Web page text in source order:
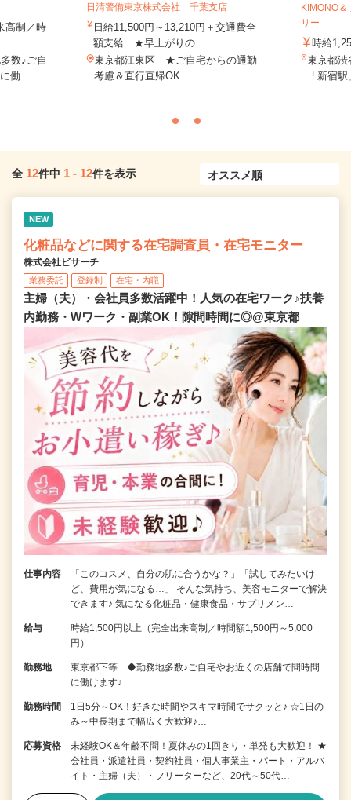
高制／時
数♪ご自
働...
日清警備東京株式会社 千葉支店
日給11,500円～13,210円＋交通費全
額支給 ★早上がりの...
東京都江東区 ★ご自宅からの通勤
考慮＆直行直帰OK
KIMONO
リー
時給
東京都渋
「新宿
全 12件中 1 - 12件を表示
NEW
化粧品などに関する在宅調査員・在宅モニター
株式会社ビサーチ
業務委託 登録制 在宅・内職
主婦（夫）・会社員多数活躍中！人気の在宅ワーク♪扶養
内勤務・Wワーク・副業OK！隙間時間に◎@東京都
仕事内容
「このコスメ、自分の肌に合うかな？」「試してみたいけ
ど、費用が気になる…」 そんな気持ち、美容モニターで解決
できます♪ 気になる化粧品・健康食品・サプリメン…
給与
時給1,500円以上（完全出来高制／時間額1,500円～5,000
円）
勤務地
東京都下等 ◆勤務地多数♪ご自宅やお近くの店舗で間時間
に働けます♪
勤務時間
1日5分～OK！好きな時間やスキマ時間でサクッと♪ ☆1日の
み～中長期まで幅広く大歓迎♪…
応募資格
未経験OK＆年齢不問！夏休みの1回きり・単発も大歓迎！ ★
会社員・派遣社員・契約社員・個人事業主・パート・アルバ
イト・主婦（夫）・フリーターなど、20代～50代…